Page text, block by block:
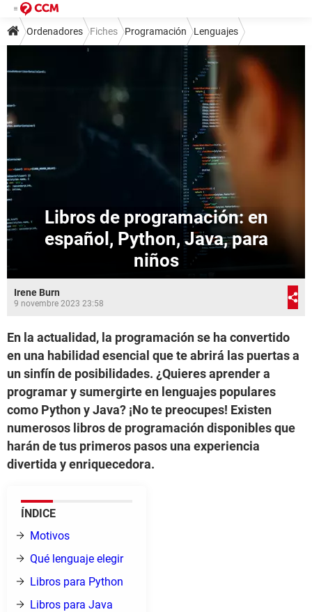
Ordenadores Fiches Programación Lenguajes
Libros de programación: en
español, Python, Java, para
niños
Irene Burn
9 novembre 2023 23:58
En la actualidad, la programación se ha convertido
en una habilidad esencial que te abrirá las puertas a
un sinfín de posibilidades. ¿Quieres aprender a
programar y sumergirte en lenguajes populares
como Python y Java? ¡No te preocupes! Existen
numerosos libros de programación disponibles que
harán de tus primeros pasos una experiencia
divertida y enriquecedora.
ÍNDICE
Motivos
Qué lenguaje elegir
Libros para Python
Libros para Java